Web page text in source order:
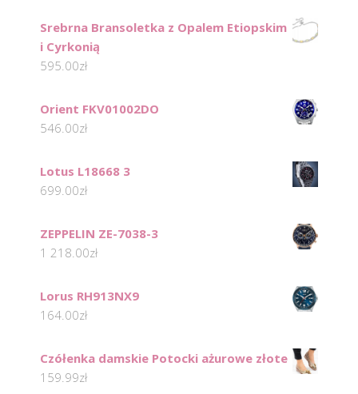
Srebrna Bransoletka z Opalem Etiopskim
i Cyrkonią
595.00zł
Orient FKV01002DO
546.00zł
Lotus L18668 3
699.00zł
ZEPPELIN ZE-7038-3
1 218.00zł
Lorus RH913NX9
164.00zł
Czółenka damskie Potocki ażurowe złote
159.99zł